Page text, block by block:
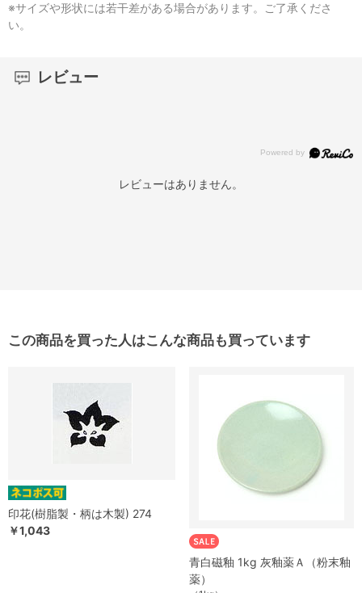
※サイズや形状には若干差がある場合があります。ご了承くださ
い。
レビュー
レビューはありません。
この商品を買った人はこんな商品も買っています
印花(樹脂製・柄は木製) 274
￥1,043
青白磁釉 1kg 灰釉薬Ａ（粉末釉
薬）